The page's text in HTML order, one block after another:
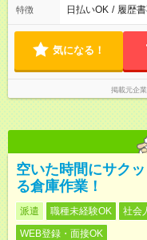
特徴 日払いOK / 履歴
気になる！
掲載元企
空いた時間にサク
る倉庫作業！
派遣 職種未経験OK 社会
WEB登録・面接OK